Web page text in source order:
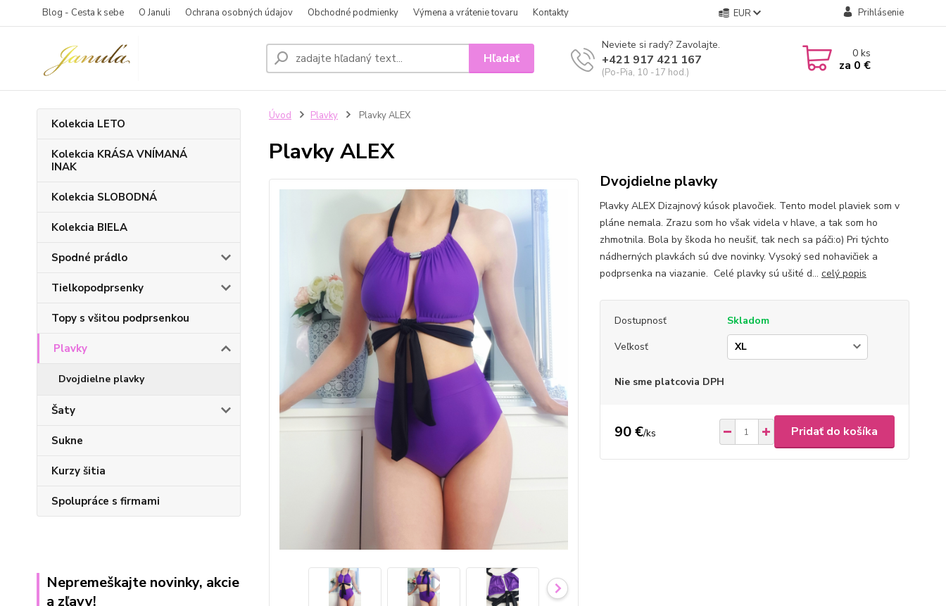
Blog - Cesta k sebe O Januli Ochrana osobných údajov Obchodné podmienky Výmena a vrátenie tovaru Kontakty EUR Prihlásenie
Hľadať
Neviete si rady? Zavolajte.
+421 917 421 167
(Po-Pia, 10 -17 hod.)
0ks
za 0 €
Kolekcia LETO
Kolekcia KRÁSA VNÍMANÁ
INAK
Kolekcia SLOBODNÁ
Kolekcia BIELA
Spodné prádlo
Tielkopodprsenky
Topy s všitou podprsenkou
Plavky
Dvojdielne plavky
Šaty
Sukne
Kurzy šitia
Spolupráce s firmami
Nepremeškajte novinky, akcie
a zľavy!
Úvod Plavky Plavky ALEX
Plavky ALEX
Dvojdielne plavky
Plavky ALEX Dizajnový kúsok plavočiek. Tento model plaviek som v
pláne nemala. Zrazu som ho však videla v hlave, a tak som ho
zhmotnila. Bola by škoda ho neušiť, tak nech sa páči:o) Pri týchto
nádherných plavkách sú dve novinky. Vysoký sed nohavičiek a
podprsenka na viazanie. Celé plavky sú ušité d... celý popis
Dostupnosť
Skladom
Veľkosť
Nie sme platcovia DPH
90 €/ks Pridať do košíka